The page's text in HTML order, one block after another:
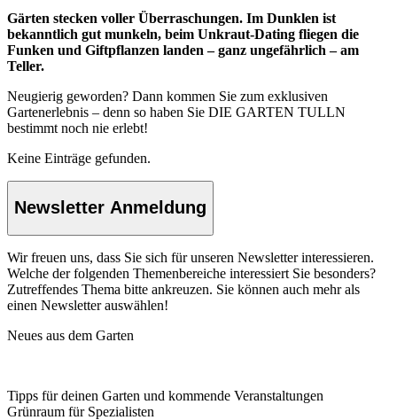
Gärten stecken voller Überraschungen. Im Dunklen ist
bekanntlich gut munkeln, beim Unkraut-Dating fliegen die
Funken und Giftpflanzen landen – ganz ungefährlich – am
Teller.
Neugierig geworden? Dann kommen Sie zum exklusiven
Gartenerlebnis – denn so haben Sie DIE GARTEN TULLN
bestimmt noch nie erlebt!
Keine Einträge gefunden.
Newsletter Anmeldung
Wir freuen uns, dass Sie sich für unseren Newsletter interessieren.
Welche der folgenden Themenbereiche interessiert Sie besonders?
Zutreffendes Thema bitte ankreuzen. Sie können auch mehr als
einen Newsletter auswählen!
Neues aus dem Garten
Tipps für deinen Garten und kommende Veranstaltungen
Grünraum für Spezialisten